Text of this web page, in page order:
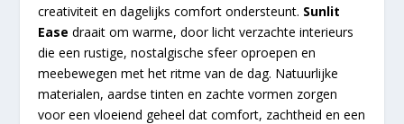
creativiteit en dagelijks comfort ondersteunt. Sunlit
Ease draait om warme, door licht verzachte interieurs
die een rustige, nostalgische sfeer oproepen en
meebewegen met het ritme van de dag. Natuurlijke
materialen, aardse tinten en zachte vormen zorgen
voor een vloeiend geheel dat comfort, zachtheid en een